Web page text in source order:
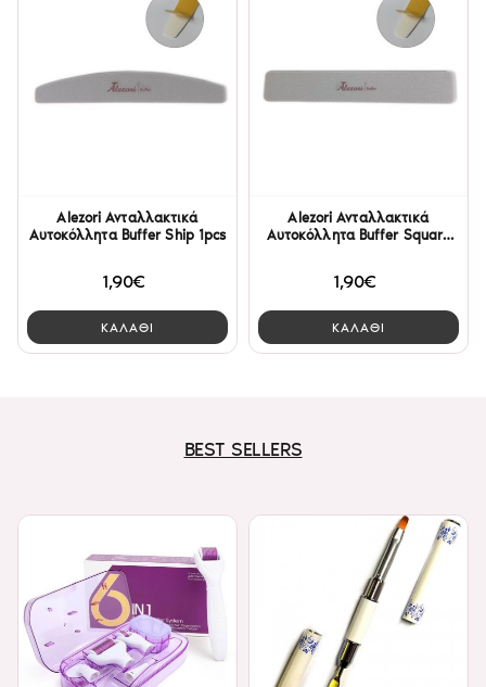
Alezori Ανταλλακτικά
Αυτοκόλλητα Buffer Ship 1pcs
1,90€
ΚΑΛΑΘΙ
Alezori Ανταλλακτικά
Αυτοκόλλητα Buffer Square
1,90€
ΚΑΛΑΘΙ
BEST SELLERS